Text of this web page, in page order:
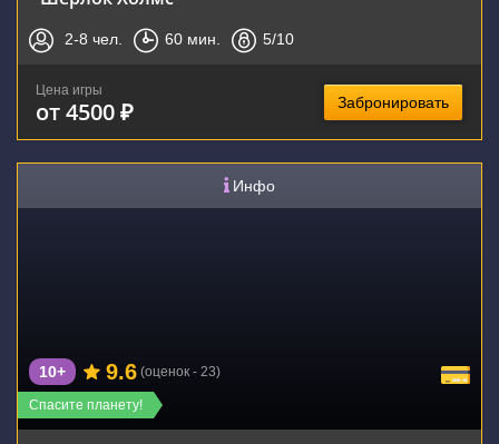
2-8 чел. 60 мин. 5/10
Цена игры
от 4500 ₽ Забронировать
Инфо
Спасите планету!
10+ 9.6 (оценок - 23)